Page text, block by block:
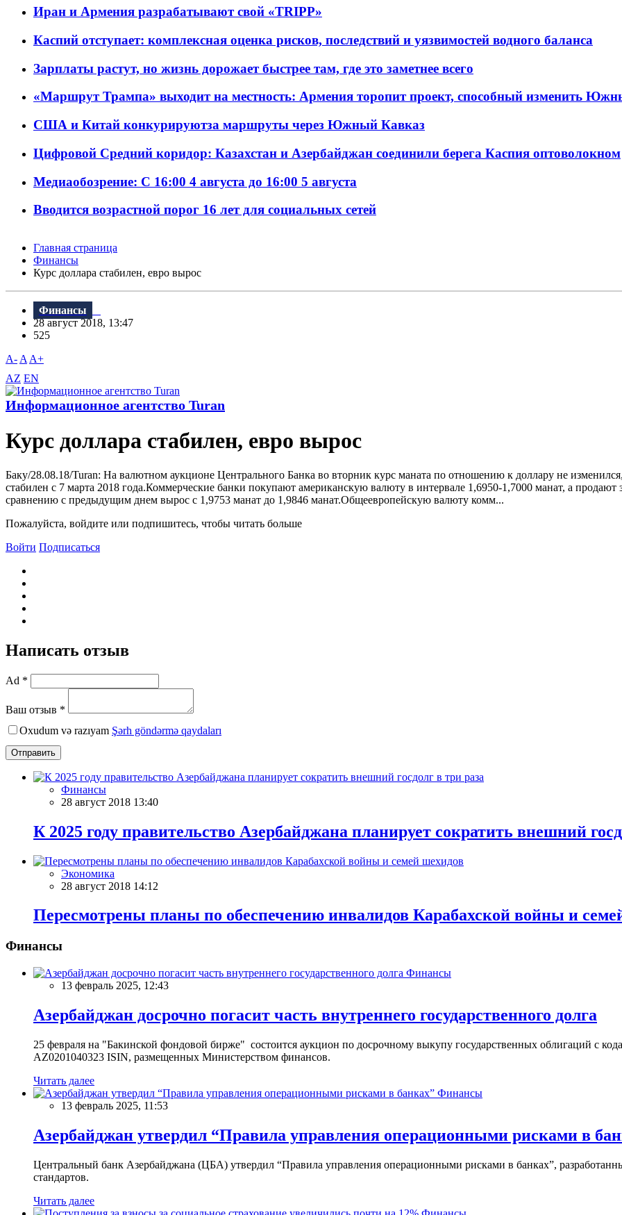
Иран и Армения разрабатывают свой «TRIPP»
Каспий отступает: комплексная оценка рисков, последствий и уязвимостей водного баланса
Зарплаты растут, но жизнь дорожает быстрее там, где это заметнее всего
«Маршрут Трампа» выходит на местность: Армения торопит проект, способный изменить
США и Китай конкурируютза маршруты через Южный Кавказ
Цифровой Средний коридор: Казахстан и Азербайджан соединили берега Каспия оптоволокном
Медиаобозрение: С 16:00 4 августа до 16:00 5 августа
Вводится возрастной порог 16 лет для социальных сетей
Главная страница
Финансы
Курс доллара стабилен, евро вырос
Финансы
28 август 2018, 13:47
525
A- A A+
AZ EN
Информационное агентство Turan
Курс доллара стабилен, евро вырос
Баку/28.08.18/Turan: На валютном аукционе Центрального Банка во вторник курс маната по отношению к доллару не
стабилен с 7 марта 2018 года.Коммерческие банки покупают американскую валюту в интервале 1,6950-1,7000 манат, а
сравнению с предыдущим днем вырос с 1,9753 манат до 1,9846 манат.Общеевропейскую валюту комм...
Пожалуйста, войдите или подпишитесь, чтобы читать больше
Войти Подписаться
Написать отзыв
Ad *
Ваш отзыв *
Oxudum və razıyam Şərh göndərmə qaydaları
Отправить
Финансы
28 август 2018 13:40
К 2025 году правительство Азербайджана планирует сократить внешний
Экономика
28 август 2018 14:12
Пересмотрены планы по обеспечению инвалидов Карабахской войны и
Финансы
Финансы
13 февраль 2025, 12:43
Азербайджан досрочно погасит часть внутреннего государственного долга
25 февраля на "Бакинской фондовой бирже" состоится аукцион по досрочному выкупу государственных облигаций с
AZ0201040323 ISIN, размещенных Министерством финансов.
Читать далее
Финансы
13 февраль 2025, 11:53
Азербайджан утвердил “Правила управления операционными рисками в
Центральный банк Азербайджана (ЦБА) утвердил “Правила управления операционными рисками в банках”,
стандартов.
Читать далее